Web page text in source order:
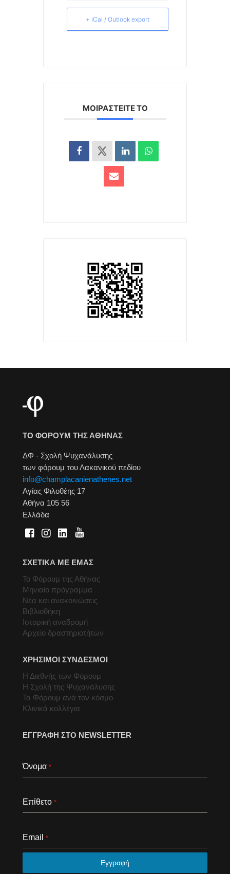
+ iCal / Outlook export
ΜΟΙΡΑΣΤΕΊΤΕ ΤΟ
ΤΟ ΦΟΡΟΥΜ ΤΗΣ ΑΘΗΝΑΣ
ΔΦ - Σχολή Ψυχανάλυσης
των φόρουμ του Λακανικού πεδίου
info@champlacanienathenes.net
Αγίας Φιλοθέης 17
Αθήνα 105 56
Ελλάδα
ΣΧΕΤΙΚΑ ΜΕ ΕΜΑΣ
Το Φόρουμ της Αθήνας
Μηνιαίο πρόγραμμα
Νέα και ανακοινώσεις
Βιβλιοθήκη
Ιστορική αναδρομή
Αρχείο δραστηριοτήτων
ΧΡΗΣΙΜΟΙ ΣΥΝΔΕΣΜΟΙ
Η Διεθνής των Φόρουμ
Η Σχολή της Ψυχανάλυσης
Τα Φόρουμ ανά τον κόσμο
Κλινικά κολλέγια
ΕΓΓΡΑΦΗ ΣΤΟ NEWSLETTER
Όνομα *
Επίθετο *
Email *
Εγγραφή